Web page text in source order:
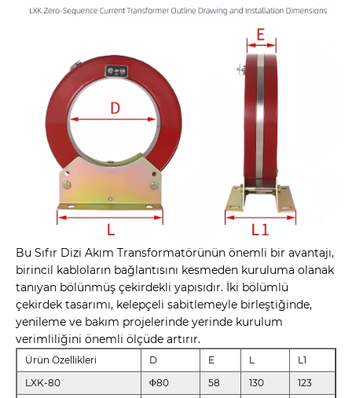
Bu Sıfır Dizi Akım Transformatörünün önemli bir avantajı,
birincil kabloların bağlantısını kesmeden kuruluma olanak
tanıyan bölünmüş çekirdekli yapısıdır. İki bölümlü
çekirdek tasarımı, kelepçeli sabitlemeyle birleştiğinde,
yenileme ve bakım projelerinde yerinde kurulum
verimliliğini önemli ölçüde artırır.
Ürün Özellikleri D E L
L1
LXK-80
Φ80 58 130
123